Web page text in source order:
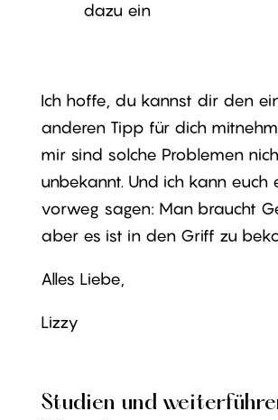
dazu ein
Ich hoffe, du kannst dir den
anderen Tipp für dich
mir sind solche Problemen
unbekannt. Und ich kann euch
vorweg sagen: Man braucht
aber es ist in den Griff zu
Alles Liebe,
Lizzy
Studien und